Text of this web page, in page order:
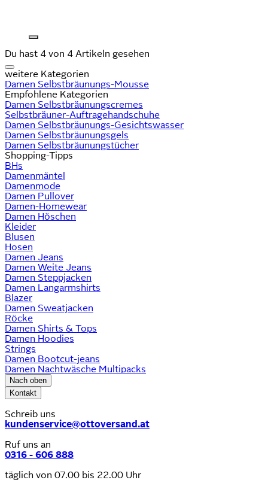
Du hast 4 von 4 Artikeln gesehen
weitere Kategorien
Damen Selbstbräunungs-Mousse
Empfohlene Kategorien
Damen Selbstbräunungscremes
Selbstbräuner-Auftragehandschuhe
Damen Selbstbräunungs-Gesichtswasser
Damen Selbstbräunungsgels
Damen Selbstbräunungstücher
Shopping-Tipps
BHs
Damenmäntel
Damenmode
Damen Pullover
Damen-Homewear
Damen Höschen
Kleider
Blusen
Hosen
Damen Jeans
Damen Weite Jeans
Damen Steppjacken
Damen Langarmshirts
Blazer
Damen Sweatjacken
Röcke
Damen Shirts & Tops
Damen Hoodies
Strings
Damen Bootcut-jeans
Damen Nachtwäsche Multipacks
Nach oben
Kontakt
Schreib uns
kundenservice@ottoversand.at
Ruf uns an
0316 - 606 888
täglich von 07.00 bis 22.00 Uhr